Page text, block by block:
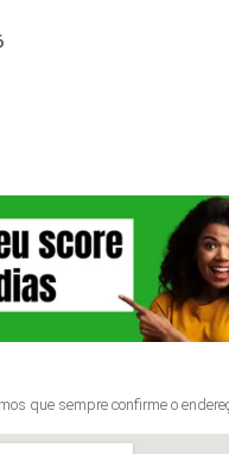
que sempre confirme o